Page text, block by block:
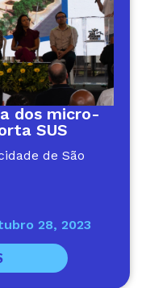
dos micro-
SUS
de São
28, 2023